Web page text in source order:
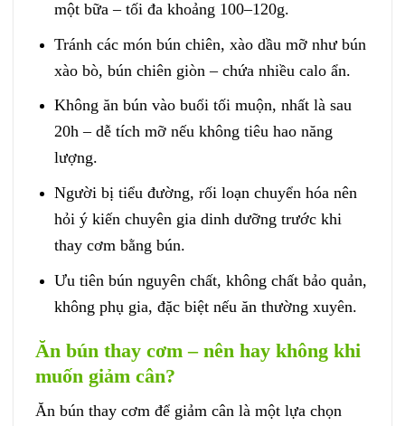
một bữa – tối đa khoảng 100–120g.
Tránh các món bún chiên, xào dầu mỡ như bún
xào bò, bún chiên giòn – chứa nhiều calo ẩn.
Không ăn bún vào buổi tối muộn, nhất là sau
20h – dễ tích mỡ nếu không tiêu hao năng
lượng.
Người bị tiểu đường, rối loạn chuyển hóa nên
hỏi ý kiến chuyên gia dinh dưỡng trước khi
thay cơm bằng bún.
Ưu tiên bún nguyên chất, không chất bảo quản,
không phụ gia, đặc biệt nếu ăn thường xuyên.
Ăn bún thay cơm – nên hay không khi
muốn giảm cân?
Ăn bún thay cơm để giảm cân là một lựa chọn